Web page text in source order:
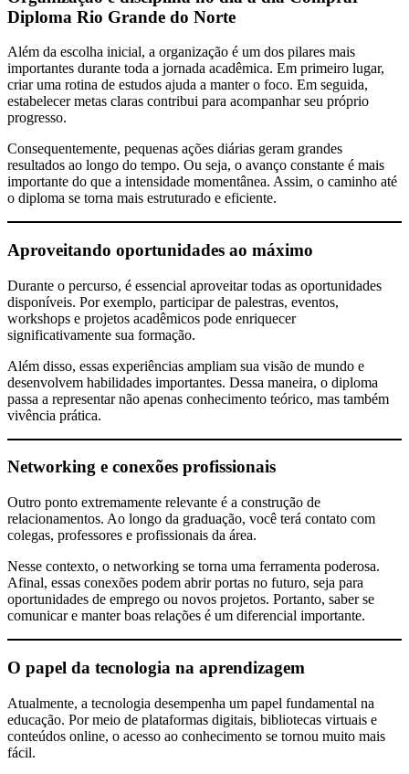
Diploma Rio Grande do Norte
Além da escolha inicial, a organização é um dos pilares mais
importantes durante toda a jornada acadêmica. Em primeiro lugar,
criar uma rotina de estudos ajuda a manter o foco. Em seguida,
estabelecer metas claras contribui para acompanhar seu próprio
progresso.
Consequentemente, pequenas ações diárias geram grandes
resultados ao longo do tempo. Ou seja, o avanço constante é mais
importante do que a intensidade momentânea. Assim, o caminho até
o diploma se torna mais estruturado e eficiente.
Aproveitando oportunidades ao máximo
Durante o percurso, é essencial aproveitar todas as oportunidades
disponíveis. Por exemplo, participar de palestras, eventos,
workshops e projetos acadêmicos pode enriquecer
significativamente sua formação.
Além disso, essas experiências ampliam sua visão de mundo e
desenvolvem habilidades importantes. Dessa maneira, o diploma
passa a representar não apenas conhecimento teórico, mas também
vivência prática.
Networking e conexões profissionais
Outro ponto extremamente relevante é a construção de
relacionamentos. Ao longo da graduação, você terá contato com
colegas, professores e profissionais da área.
Nesse contexto, o networking se torna uma ferramenta poderosa.
Afinal, essas conexões podem abrir portas no futuro, seja para
oportunidades de emprego ou novos projetos. Portanto, saber se
comunicar e manter boas relações é um diferencial importante.
O papel da tecnologia na aprendizagem
Atualmente, a tecnologia desempenha um papel fundamental na
educação. Por meio de plataformas digitais, bibliotecas virtuais e
conteúdos online, o acesso ao conhecimento se tornou muito mais
fácil.